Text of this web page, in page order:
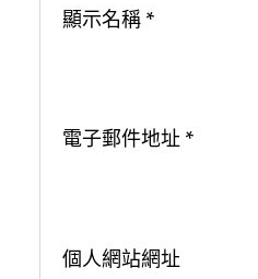
顯示名稱 *
電子郵件地址 *
個人網站網址